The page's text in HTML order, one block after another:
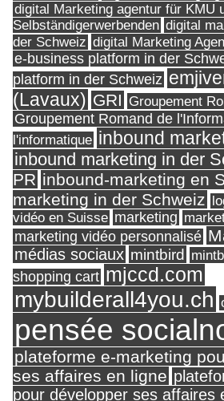
digital Marketing agentur für KMU
Selbständigerwerbenden digital
der Schweiz digital Marketing
e-business platform in der
platform in der Schweiz
(Lavaux) GRI Groupement
Groupement Romand de
l'informatique inbound
inbound marketing in der
PR inbound-marketing en
marketing in der Schweiz
vidéo en Suisse marketing
marketing vidéo personnalisé
médias sociaux mintbird
shopping cart mjccd.com
mybuilderall4you.ch
pensée
plateforme e-marketing
ses affaires en ligne
pour développer ses affaires